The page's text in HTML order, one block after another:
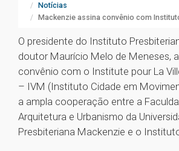
Notícias
Mackenzie assina convênio com
O presidente do Instituto
doutor Maurício Melo de Meneses,
convênio com o Institute pour La
– IVM (Instituto Cidade em
a ampla cooperação entre a
Arquitetura e Urbanismo da
Presbiteriana Mackenzie e o